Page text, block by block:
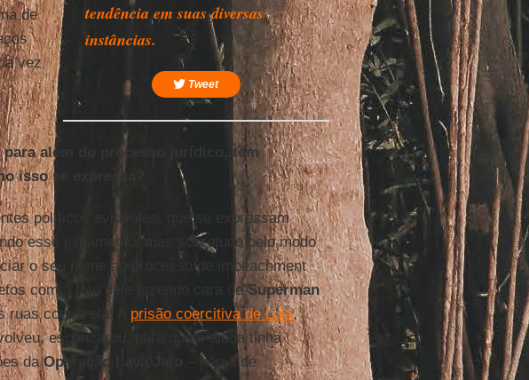
tendência em suas diversas
instâncias.
Tweet
de
vez
para além do processo jurídico, tem
isso se expressa?
políticos evidentes, que se expressam
esse julgamento, mas sobretudo pelo modo
o seu nome ao processo de impeachment
com a foto dele fazendo cara deSuperman
ruas contra ela! A prisão coercitiva de Lula,
escancarou, para quem ainda tinha
daOperação Lava Jato
– não a de